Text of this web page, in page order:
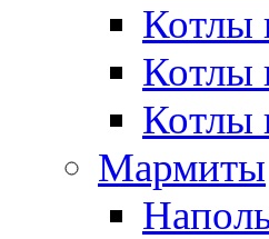
Котлы
Котлы
Котлы
Мармиты